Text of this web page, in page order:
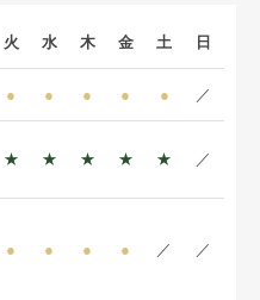
火 水 木 金 土 日
● ● ● ● ● ／
★ ★ ★ ★ ★ ／
● ● ● ● ／ ／